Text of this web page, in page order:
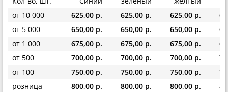
от 10 000
625,00 р. 625,00 р. 625,00 р.
от 5 000
650,00 р. 650,00 р. 650,00 р.
от 1 000
675,00 р. 675,00 р. 675,00 р.
от 500
700,00 р. 700,00 р. 700,00 р.
от 100
750,00 р. 750,00 р. 750,00 р.
розница
800,00 р. 800,00 р. 800,00 р.